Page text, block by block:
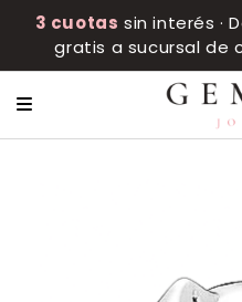
3 cuotas sin interés ·
gratis a sucursal de